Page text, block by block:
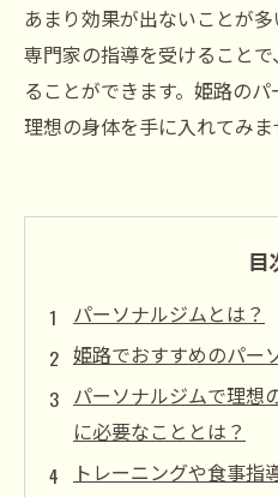
あまり効果が出ないことが
専門家の指導を受けること
ることができます。姫路の
理想の身体を手に入れてみま
目
パーソナルジムとは？
姫路でおすすめのパー
パーソナルジムで理想
に必要なこととは？
トレーニングや食事指